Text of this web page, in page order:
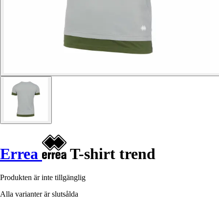
Errea T-shirt trend
Produkten är inte tillgänglig
Alla varianter är slutsålda